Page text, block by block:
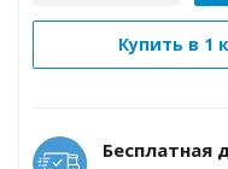
Купить в 1
Бесплатная